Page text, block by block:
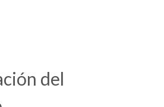
del